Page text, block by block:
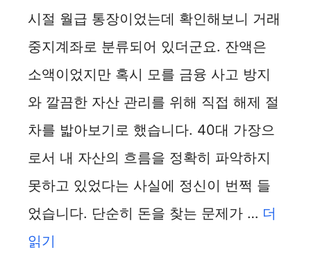
시절 월급 통장이었는데 확인해보니 거래
중지계좌로 분류되어 있더군요. 잔액은
소액이었지만 혹시 모를 금융 사고 방지
와 깔끔한 자산 관리를 위해 직접 해제 절
차를 밟아보기로 했습니다. 40대 가장으
로서 내 자산의 흐름을 정확히 파악하지
못하고 있었다는 사실에 정신이 번쩍 들
었습니다. 단순히 돈을 찾는 문제가 … 더
읽기